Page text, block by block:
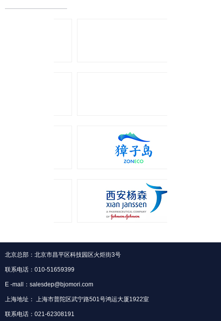
北京总部：北京市昌平区科技园区火炬街3号
联系电话：010-51659399
E -mall：salesdep@bjomori.com
上海地址： 上海市普陀区武宁路501号鸿运大厦1922室
联系电话：021-62308191